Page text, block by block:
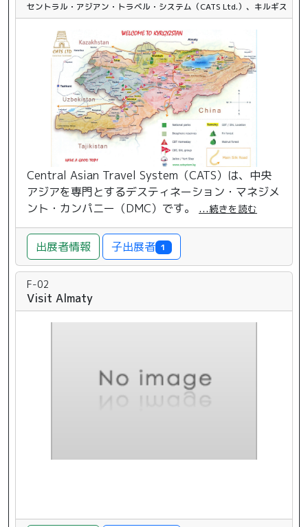
セントラル・アジアン・トラベル・システム（CATS Ltd.）、キルギス
Central Asian Travel System（CATS）は、中央
アジアを専門とするデスティネーション・マネジメ
ント・カンパニー（DMC）です。 ...続きを読む
出展者情報 子出展者 1
F-02
Visit Almaty